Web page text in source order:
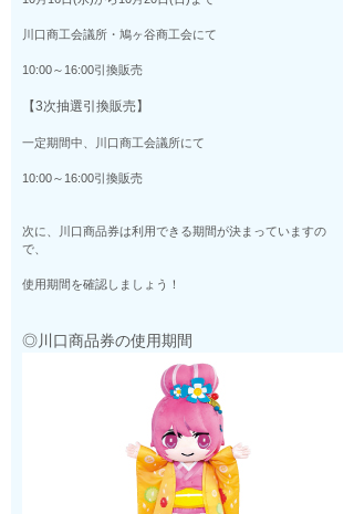
川口商工会議所・鳩ヶ谷商工会にて
10:00～16:00引換販売
【3次抽選引換販売】
一定期間中、川口商工会議所にて
10:00～16:00引換販売
次に、川口商品券は利用できる期間が決まっていますの
で、
使用期間を確認しましょう！
◎川口商品券の使用期間